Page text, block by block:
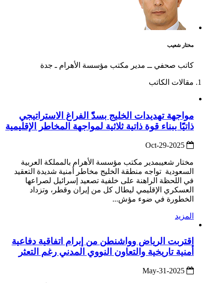
مختار شعيب
كاتب صحفي ــ مدير مكتب مؤسسة الأهرام ـ جدة
مقالات الكاتب
مواجهة تهديدات الخليج بسدّّ الفراغ الاستراتيجي
ذاتيًًا ببناء قوة ذاتية ثلاثية لمواجهة المخاطر الإقليمية
مختار شعيبمدير مكتب مؤسسة الأهرام بالمملكة العربية
السعودية تواجه منطقة الخليج مخاطر أمنية شديدة التعقيد
في اللحظة الراهنة على خلفية تصعيد إسرائيل لصراعها
العسكري الإقليمي ليطال كل من إيران وقطر، وتزداد
الخطورة في ضوء مؤش...
المزيد
اقتربت الرياض وواشنطن من إبرام اتفاقية دفاعية
أمنية تاريخية والتعاون النووي المدني رغم التعثر